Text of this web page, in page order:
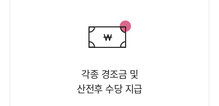
각종 경조금 및
산전후 수당 지급